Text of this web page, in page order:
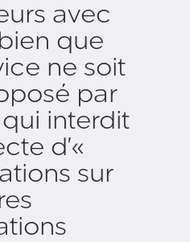
avec
que
ne soit
par
interdit
d'«
sur